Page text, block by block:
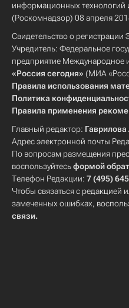
информационных технологий
(Роскомнадзор) 08 апреля
Свидетельство о
Учредитель: Федеральное
предприятие Международное
«Россия сегодня» (МИА
Правила использования
Политика
Правила применения
Главный редактор: Гаврилова
Адрес электронной почты
По вопросам размещения
воспользуйтесьформой
Телефон Редакции: 7 (495)
Чтобы связаться с редакцией
замеченных ошибках,
связи.